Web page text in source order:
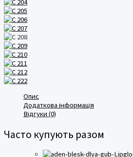
Опис
Додаткова інформація
Відгуки (0)
Часто купують разом